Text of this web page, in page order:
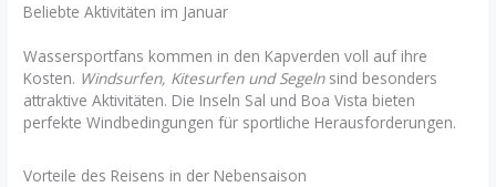
Beliebte Aktivitäten im Januar
Wassersportfans kommen in den Kapverden voll auf ihre
Kosten. Windsurfen, Kitesurfen und Segelnsind besonders
attraktive Aktivitäten. Die Inseln Sal und Boa Vista bieten
perfekte Windbedingungen für sportliche Herausforderungen.
Vorteile des Reisens in der Nebensaison